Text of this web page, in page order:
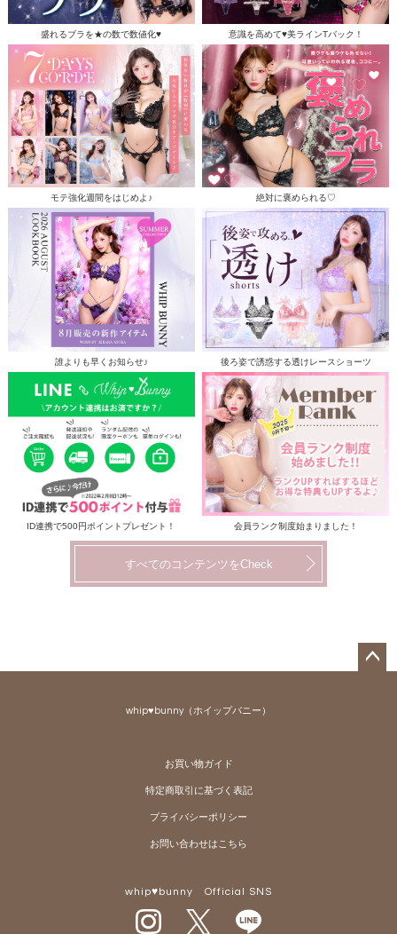
盛れるブラを★の数で数値化♥ 意識を高めて♥美ラインTバック！
モテ強化週間をはじめよ♪ 絶対に褒められる♡
誰よりも早くお知らせ♪ 後ろ姿で誘惑する透けレースショーツ
ID連携で500円ポイントプレゼント！ 会員ランク制度始まりました！
すべてのコンテンツをCheck
whip♥bunny（ホイップバニー）
お買い物ガイド
特定商取引に基づく表記
プライバシーポリシー
お問い合わせはこちら
whip♥bunny Official SNS